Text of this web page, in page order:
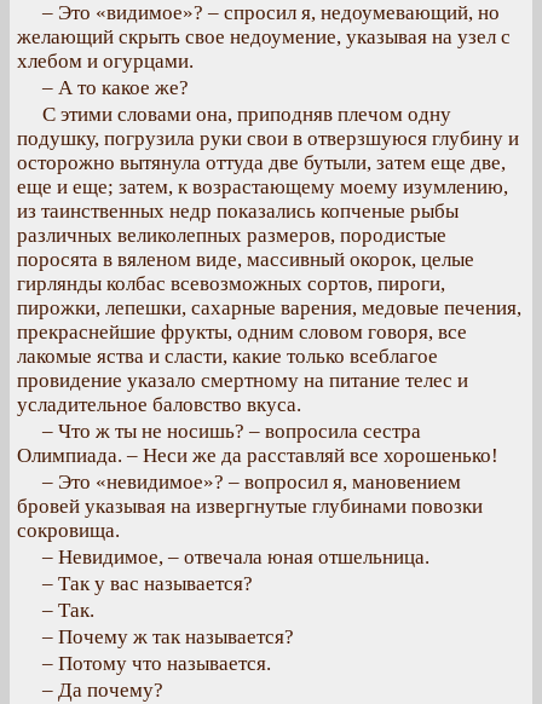
– Это «видимое»? – спросил я, недоумевающий, но
желающий скрыть свое недоумение, указывая на узел с
хлебом и огурцами.
– А то какое же?
С этими словами она, приподняв плечом одну
подушку, погрузила руки свои в отверзшуюся глубину и
осторожно вытянула оттуда две бутыли, затем еще две,
еще и еще; затем, к возрастающему моему изумлению,
из таинственных недр показались копченые рыбы
различных великолепных размеров, породистые
поросята в вяленом виде, массивный окорок, целые
гирлянды колбас всевозможных сортов, пироги,
пирожки, лепешки, сахарные варения, медовые печения,
прекраснейшие фрукты, одним словом говоря, все
лакомые яства и сласти, какие только всеблагое
провидение указало смертному на питание телес и
усладительное баловство вкуса.
– Что ж ты не носишь? – вопросила сестра
Олимпиада. – Неси же да расставляй все хорошенько!
– Это «невидимое»? – вопросил я, мановением
бровей указывая на извергнутые глубинами повозки
сокровища.
– Невидимое, – отвечала юная отшельница.
– Так у вас называется?
– Так.
– Почему ж так называется?
– Потому что называется.
– Да почему?